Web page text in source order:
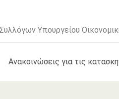
Υπουργείου
Ανακοινώσεις για τις